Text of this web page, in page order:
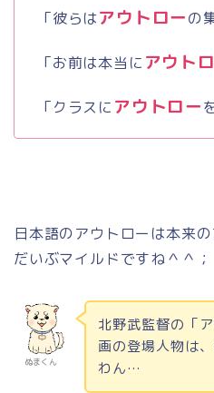
「彼らはアウトローの
「お前は本当に アウト
「クラスに アウトロー
日本語のアウトローは本来
だいぶマイルドですね＾＾；
ぬまくん
北野武監督の「
画の登場人物は
わん…